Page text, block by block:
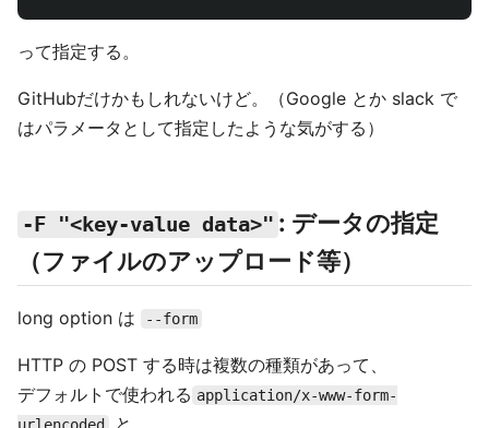
って指定する。
GitHubだけかもしれないけど。（Google とか slack で
はパラメータとして指定したような気がする）
-F "<key-value data>" : データの指定
（ファイルのアップロード等）
long option は --form
HTTP の POST する時は複数の種類があって、
デフォルトで使われる application/x-www-form-
と